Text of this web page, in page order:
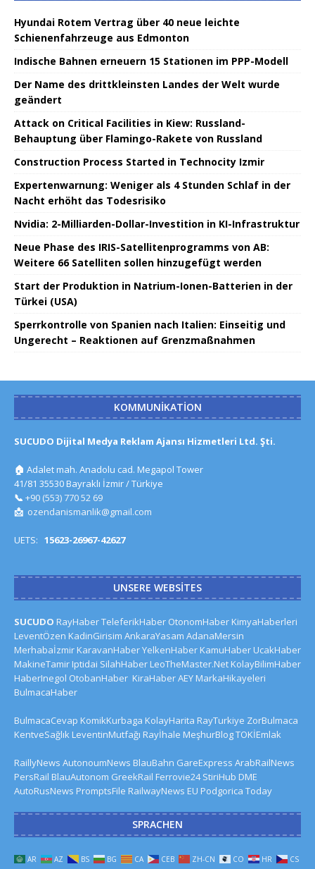
Hyundai Rotem Vertrag über 40 neue leichte
Schienenfahrzeuge aus Edmonton
Indische Bahnen erneuern 15 Stationen im PPP-Modell
Der Name des drittkleinsten Landes der Welt wurde
geändert
Attack on Critical Facilities in Kiew: Russland-
Behauptung über Flamingo-Rakete von Russland
Construction Process Started in Technocity Izmir
Expertenwarnung: Weniger als 4 Stunden Schlaf in der
Nacht erhöht das Todesrisiko
Nvidia: 2-Milliarden-Dollar-Investition in KI-Infrastruktur
Neue Phase des IRIS-Satellitenprogramms von AB:
Weitere 66 Satelliten sollen hinzugefügt werden
Start der Produktion in Natrium-Ionen-Batterien in der
Türkei (USA)
Sperrkontrolle von Spanien nach Italien: Einseitig und
Ungerecht – Reaktionen auf Grenzmaßnahmen
KOMMUNIKATION
SUCUDO Dijital Medya Reklam Ajansı Hizmetleri Ltd. Şti.
🏠 Adalet mah. Anadolu cad. Megapol Tower
41/81 35530 Bayraklı İzmir / Türkiye
📞 +90 (553) 770 52 69
📩 ozendanismanlik@gmail.com
UETS: 15623-26967-42627
UNSERE WEBSITES
SUCUDO RayHaberTeleferikHaber OtonomHaber KimyaHaberleri
LeventÖzen KadinGirisim AnkaraYasam AdanaMersin
Merhabaİzmir KaravanHaberYelkenHaber KamuHaber UcakHaber
MakineTamir Iptidai SilahHaber LeoTheMaster.Net KolayBilimHaber
HaberInegol OtobanHaber KiraHaberAEY MarkaHikayeleri
BulmacaHaber
BulmacaCevap KomikKurbaga KolayHarita RayTurkiye ZorBulmaca
KentveSağlık LeventinMutfağı Rayİhale MeşhurBlogTOKİEmlak
RaillyNews AutonoumNews BlauBahn GareExpress ArabRailNews
PersRail BlauAutonom GreekRail Ferrovie24 StiriHub DME
AutoRusNews PromptsFile RailwayNews EU Podgorica Today
SPRACHEN
AR AZ BS BG CA CEB ZH-CN CO HR
CS